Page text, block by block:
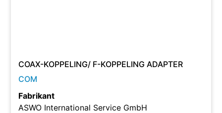
COAX-KOPPELING/ F-KOPPELING ADAPTER
COM
Fabrikant
ASWO International Service GmbH